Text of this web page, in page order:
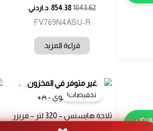
1043.62
854.38 د.اردني
FV769N4ASU-R
قراءة المزيد
للاستفسار عن العرض
غير متوفر في المخزون
تخفيضات!
ثلاجة هايسنس – 320 لتر – فريزر
علوي – A+